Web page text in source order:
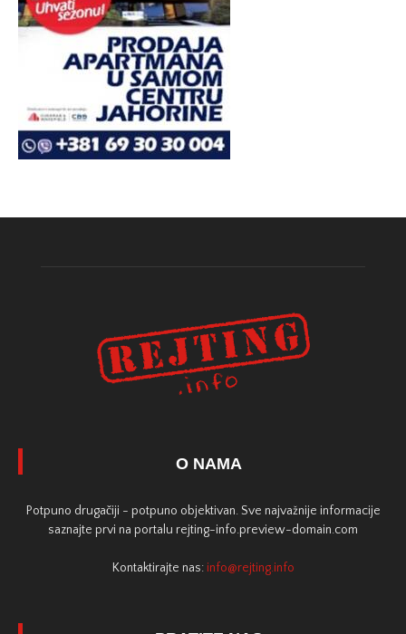
O NAMA
Potpuno drugačiji - potpuno objektivan. Sve najvažnije informacije
saznajte prvi na portalu rejting-info.preview-domain.com
Kontaktirajte nas: info@rejting.info